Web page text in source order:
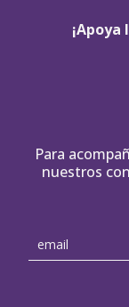
Para
nuestros